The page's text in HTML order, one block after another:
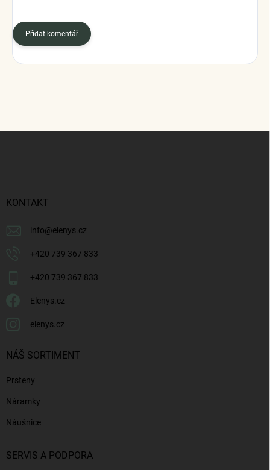
Přidat komentář
KONTAKT
info@elenys.cz
+420 739 367 833
+420 739 367 833
Elenys.cz
elenys.cz
NÁŠ SORTIMENT
Prsteny
Náramky
Náušnice
SERVIS A PODPORA